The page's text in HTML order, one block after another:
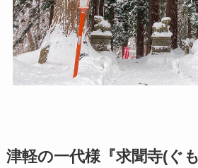
津軽の一代様『求聞寺(ぐ